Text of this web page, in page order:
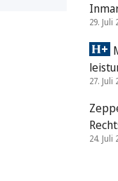
29. Juli
27. Juli
24. Juli